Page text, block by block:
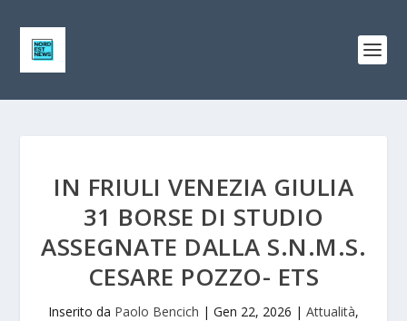
IN FRIULI VENEZIA GIULIA
31 BORSE DI STUDIO
ASSEGNATE DALLA S.N.M.S.
CESARE POZZO- ETS
Inserito da Paolo Bencich | Gen 22, 2026 | Attualità,